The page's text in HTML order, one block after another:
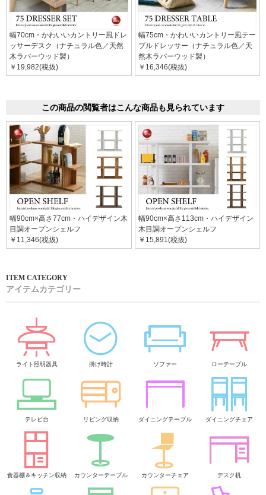
幅70cm・かわいいカントリー風ドレ
ッサーデスク（ナチュラル色／天然
木ラバーウッド製）
￥19,982(税抜)
幅75cm・かわいいカントリー風テー
ブルドレッサー（ナチュラル色／天
然木ラバーウッド製）
￥16,346(税抜)
この商品の閲覧者はこんな商品も見られています
幅90cm×高さ77cm・ハイデザイン木
目調オープンシェルフ
￥11,346(税抜)
幅90cm×高さ113cm・ハイデザイン
木目調オープンシェルフ
￥15,891(税抜)
アイテムカテゴリー
ライト照明器具 掛け時計 ソファー ローテーブル
テレビ台 リビング収納 ダイニングテーブル ダイニングチェア
食器棚＆キッチン収納 カウンターテーブル カウンターチェア デスク机